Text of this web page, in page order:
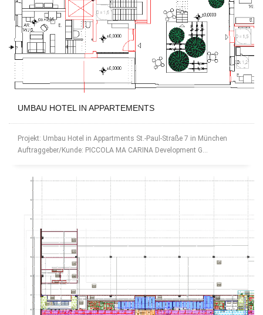
UMBAU HOTEL IN APPARTEMENTS
Projekt: Umbau Hotel in Appartments St.-Paul-Straße 7 in München
Auftraggeber/Kunde: PICCOLA MA CARINA Development G...